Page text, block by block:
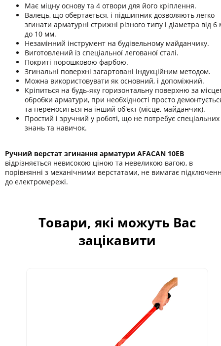
Має міцну основу та 4 отвори для його кріплення.
Валець, що обертається, і підшипник дозволяють легко
згинати арматурні стрижні різного типу і діаметра від 6
до 10 мм.
Незамінний інструмент на будівельному майданчику.
Виготовлений із спеціальної легованої сталі.
Покриті порошковою фарбою.
Згинальні поверхні загартовані індукційним методом.
Можна використовувати як основний, і допоміжний.
Кріпиться на будь-яку горизонтальну поверхню за
обробки арматури, при необхідності просто
та переноситься на інший об'єкт (місце, майданчик).
Простий і зручний у роботі, що не потребує спеціальних
знань та навичок.
Ручний верстат згинання арматури AFACAN 10ЕB
відрізняється невисокою ціною та невеликою вагою, в
порівнянні з механічними верстатами, не вимагає
до електромережі.
Товари, які можуть Вас
зацікавити